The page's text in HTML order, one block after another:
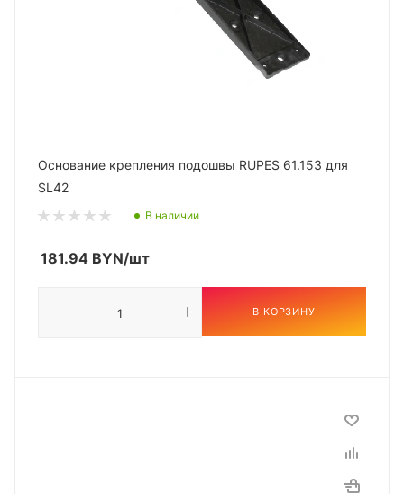
Основание крепления подошвы RUPES 61.153 для
SL42
В наличии
181.94 BYN/шт
В КОРЗИНУ